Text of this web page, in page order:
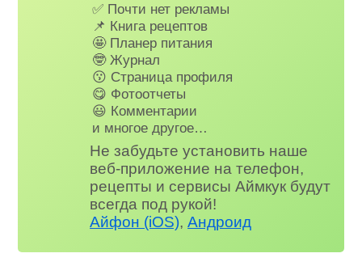
✅ Почти нет рекламы
📌 Книга рецептов
🤩 Планер питания
🤓 Журнал
😗 Страница профиля
😋 Фотоотчеты
😃 Комментарии
и многое другое…
Не забудьте установить наше
веб-приложение на телефон,
рецепты и сервисы Аймкук будут
всегда под рукой!
Айфон (iOS),Андроид